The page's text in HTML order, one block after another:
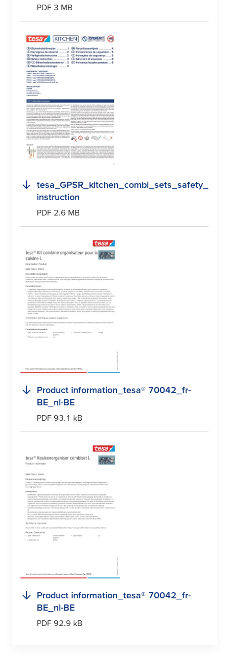
PDF 3 MB
tesa _GPSR_kitchen_combi_sets_safety_
instruction
PDF 2.6 MB
Product information_ tesa® 70042_fr-
BE_nl-BE
PDF 93.1 kB
Product information_ tesa® 70042_fr-
BE_nl-BE
PDF 92.9 kB